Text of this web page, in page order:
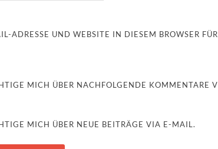
ADRESSE UND WEBSITE IN DIESEM BROWSER
MICH ÜBER NACHFOLGENDE KOMMENTARE
MICH ÜBER NEUE BEITRÄGE VIA E-MAIL.